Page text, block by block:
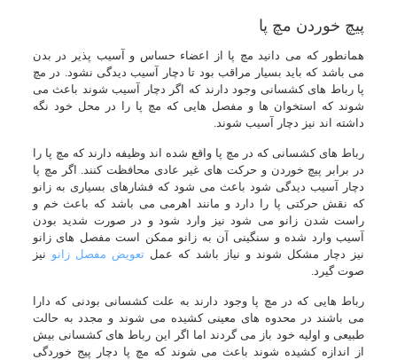
پیچ خوردن مچ پا
همانطور که می دانید مچ پا از اعضاء حساس و آسیب پذیر در بدن
می باشد که باید بسیار مراقب بود تا دچار آسیب دیدگی نشود. در مچ
پا رباط های کشسانی وجود دارند که اگر دچار آسیب شوند باعث می
شوند که استخوان ها و مفصل هایی که مچ پا را در محل خود نگه
داشته اند نیز دچار آسیب شوند.
رباط های کشسانی که در مچ پا واقع شده اند وظیفه دارند که مچ پا را
در برابر پیچ خوردن و حرکت های غیر عادی محافظت کنند. اگر مچ پا
دچار آسیب دیدگی شود باعث می شود که فشارهای بسیاری به زانو
که نقش حرکتی پا را دارد و مانند اهرمی می باشد که باعث خم و
راست شدن زانو می شود نیز وارد شود و در صورت شدید بودن
آسیب وارد شده و سنگینی آن به زانو ممکن است مفصل های زانو
نیز دچار مشکل شوند و نیاز باشد که عمل تعویض مفصل زانو نیز
صوت گیرد.
رباط هایی که در مچ پا وجود دارند به علت کشسانی بودنی که دارا
می باشند در محدوه های معینی کشیده می شوند و مجدد به حالت
طبیعی و اولیه خود باز می گردند اما اگر این رباط های کشسانی بیش
از اندازه کشیده شوند باعث می شوند که مچ پا دچار پیج خوردگی